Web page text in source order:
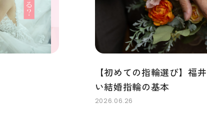
【初めての指輪選び】福
い結婚指輪の基本
2026.06.26